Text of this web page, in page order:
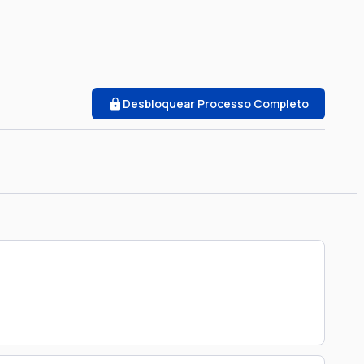
Desbloquear Processo Completo